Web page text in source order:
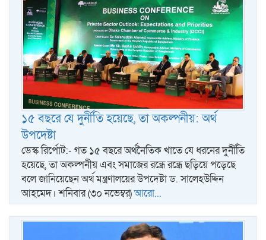
১৫ বছরে যে দুর্নীতি হয়েছে, তা অকল্পনীয়: অর্থ
উপদেষ্টা
ডেস্ক রির্পোট:- গত ১৫ বছরে অর্থনৈতিক খাতে যে ধরনের দুর্নীতি
হয়েছে, তা অকল্পনীয় এবং সমাজের রন্ধ্রে রন্ধ্রে ছড়িয়ে পড়েছে
বলে জানিয়েছেন অর্থ মন্ত্রণালয়ের উপদেষ্টা ড. সালেহউদ্দিন
আহমেদ। শনিবার (৩০ নভেম্বর)আরো...